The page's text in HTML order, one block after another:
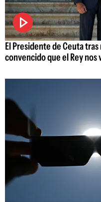
El Presidente de Ceuta
convencido que el Rey nos